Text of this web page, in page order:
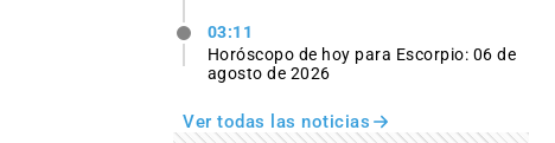
03:11
Horóscopo de hoy para Escorpio: 06 de
agosto de 2026
Ver todas las noticias